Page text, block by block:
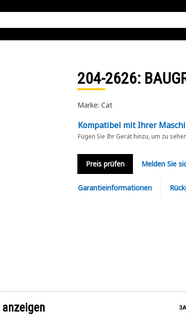
204-2626:
Marke: Cat
Kompatibel mit Ihrer
Fügen Sie Ihr Gerät hinzu, um zu
Preis prüfen Melden Sie
Garantieinformationen